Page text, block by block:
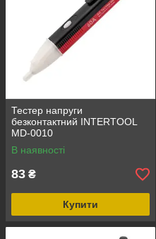
Тестер напруги
безконтактний INTERTOOL
MD-0010
В наявності
83 ₴
Купити